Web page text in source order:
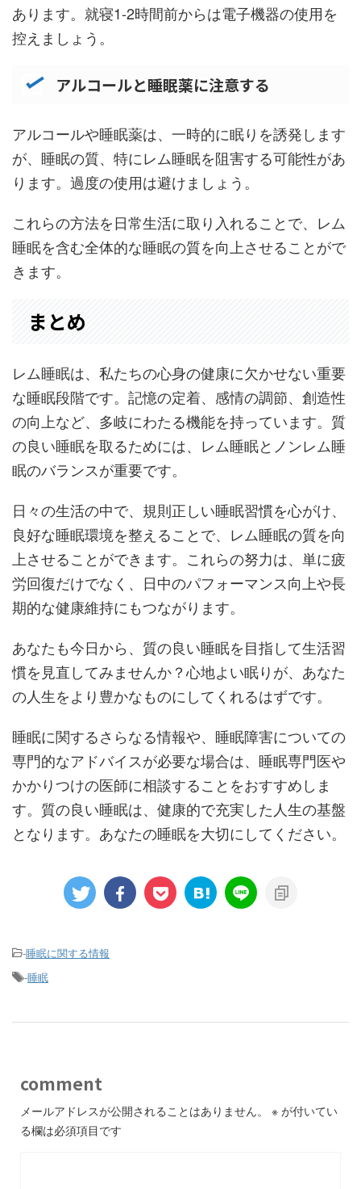
あります。就寝1-2時間前からは電子機器の使用を
控えましょう。
アルコールと睡眠薬に注意する
アルコールや睡眠薬は、一時的に眠りを誘発します
が、睡眠の質、特にレム睡眠を阻害する可能性があ
ります。過度の使用は避けましょう。
これらの方法を日常生活に取り入れることで、レム
睡眠を含む全体的な睡眠の質を向上させることがで
きます。
まとめ
レム睡眠は、私たちの心身の健康に欠かせない重要
な睡眠段階です。記憶の定着、感情の調節、創造性
の向上など、多岐にわたる機能を持っています。質
の良い睡眠を取るためには、レム睡眠とノンレム睡
眠のバランスが重要です。
日々の生活の中で、規則正しい睡眠習慣を心がけ、
良好な睡眠環境を整えることで、レム睡眠の質を向
上させることができます。これらの努力は、単に疲
労回復だけでなく、日中のパフォーマンス向上や長
期的な健康維持にもつながります。
あなたも今日から、質の良い睡眠を目指して生活習
慣を見直してみませんか？心地よい眠りが、あなた
の人生をより豊かなものにしてくれるはずです。
睡眠に関するさらなる情報や、睡眠障害についての
専門的なアドバイスが必要な場合は、睡眠専門医や
かかりつけの医師に相談することをおすすめしま
す。質の良い睡眠は、健康的で充実した人生の基盤
となります。あなたの睡眠を大切にしてください。
-睡眠に関する情報
-睡眠
comment
メールアドレスが公開されることはありません。 ※ が付いてい
る欄は必須項目です